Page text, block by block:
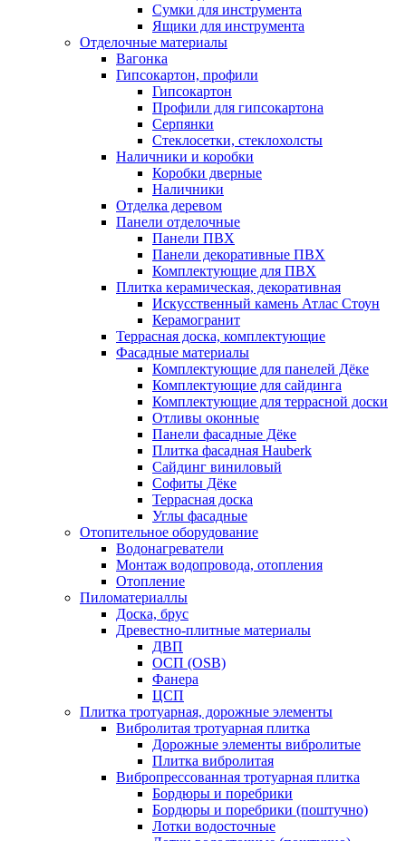
Сумки для инструмента
Ящики для инструмента
Отделочные материалы
Вагонка
Гипсокартон, профили
Гипсокартон
Профили для гипсокартона
Серпянки
Стеклосетки, стеклохолсты
Наличники и коробки
Коробки дверные
Наличники
Отделка деревом
Панели отделочные
Панели ПВХ
Панели декоративные ПВХ
Комплектующие для ПВХ
Плитка керамическая, декоративная
Искусственный камень Атлас Стоун
Керамогранит
Террасная доска, комплектующие
Фасадные материалы
Комплектующие для панелей Дёке
Комплектующие для сайдинга
Комплектующие для террасной доски
Отливы оконные
Панели фасадные Дёке
Плитка фасадная Hauberk
Сайдинг виниловый
Софиты Дёке
Террасная доска
Углы фасадные
Отопительное оборудование
Водонагреватели
Монтаж водопровода, отопления
Отопление
Пиломатериаллы
Доска, брус
Древестно-плитные материалы
ДВП
ОСП (OSB)
Фанера
ЦСП
Плитка тротуарная, дорожные элементы
Вибролитая тротуарная плитка
Дорожные элементы вибролитые
Плитка вибролитая
Вибропрессованная тротуарная плитка
Бордюры и поребрики
Бордюры и поребрики (поштучно)
Лотки водосточные